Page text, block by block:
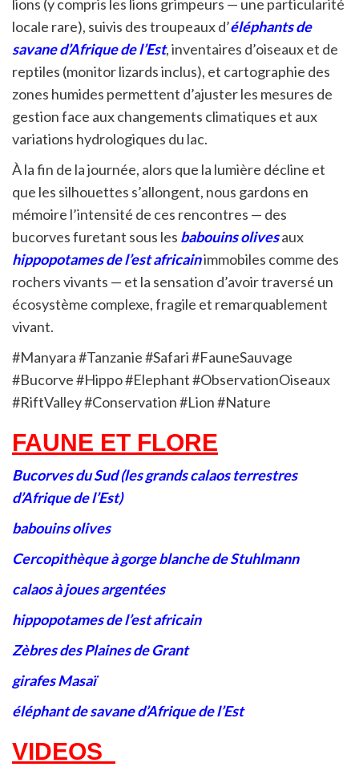
lions (y compris les lions grimpeurs — une particularité
locale rare), suivis des troupeaux d’éléphants de
savane d’Afrique de l’Est, inventaires d’oiseaux et de
reptiles (monitor lizards inclus), et cartographie des
zones humides permettent d’ajuster les mesures de
gestion face aux changements climatiques et aux
variations hydrologiques du lac.
À la fin de la journée, alors que la lumière décline et
que les silhouettes s’allongent, nous gardons en
mémoire l’intensité de ces rencontres — des
bucorves furetant sous les babouins olivesaux
hippopotames de l’est africainimmobiles comme des
rochers vivants — et la sensation d’avoir traversé un
écosystème complexe, fragile et remarquablement
vivant.
#Manyara #Tanzanie #Safari #FauneSauvage
#Bucorve #Hippo #Elephant #ObservationOiseaux
#RiftValley #Conservation #Lion #Nature
FAUNE ET FLORE
Bucorves du Sud(les grands calaos terrestres
d’Afrique de l’Est)
babouins olives
Cercopithèque à gorge blanche de Stuhlmann
calaos à joues argentées
hippopotames de l’est africain
Zèbres des Plaines de Grant
girafes Masaï
éléphant de savane d’Afrique de l’Est
VIDEOS